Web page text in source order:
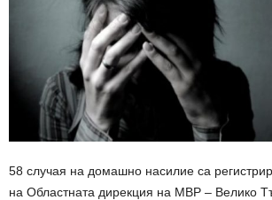
58 случая на домашно насилие са
на Областната дирекция на МВР – Велико